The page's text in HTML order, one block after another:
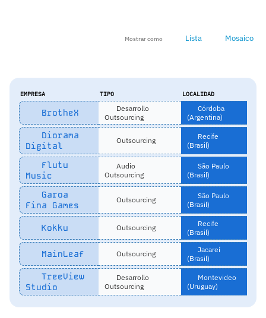
Mostrar como Lista Mosaico
EMPRESA TIPO LOCALIDAD
BrotheX
Desarrollo
Outsourcing
Córdoba
(Argentina)
Diorama
Digital
Outsourcing
Recife
(Brasil)
Flutu
Music
Audio
Outsourcing
São Paulo
(Brasil)
Garoa
Fina Games
Outsourcing
São Paulo
(Brasil)
Kokku Outsourcing
Recife
(Brasil)
MainLeaf Outsourcing
Jacareí
(Brasil)
TreeView
Studio
Desarrollo
Outsourcing
Montevideo
(Uruguay)